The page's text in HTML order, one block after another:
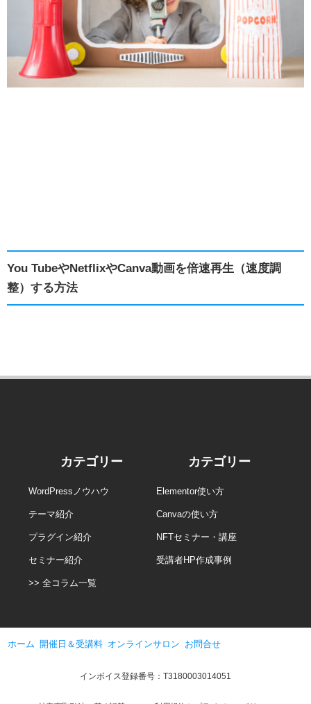
You TubeやNetflixやCanva動画を倍速再生（速度調
整）する方法
カテゴリー
WordPressノウハウ
テーマ紹介
プラグイン紹介
セミナー紹介
>> 全コラム一覧
カテゴリー
Elementor使い方
Canvaの使い方
NFTセミナー・講座
受講者HP作成事例
ホーム 開催日＆受講料 オンラインサロン お問合せ
インボイス登録番号：T3180003014051